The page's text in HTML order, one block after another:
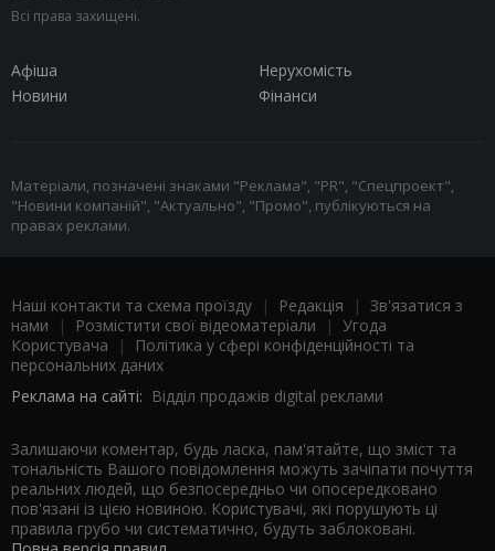
Всі права захищені.
Афіша
Нерухомість
Новини
Фінанси
Матеріали, позначені знаками "Реклама", "PR", "Спецпроект",
"Новини компаній", "Актуально", "Промо", публікуються на
правах реклами.
Наші контакти та схема проїзду | Редакція | Зв'язатися з
нами | Розмістити свої відеоматеріали | Угода
Користувача |
Політика у сфері конфіденційності та
персональних даних
Реклама на сайті: Відділ продажів digital реклами
Залишаючи коментар, будь ласка, пам'ятайте, що зміст та
тональність Вашого повідомлення можуть зачіпати почуття
реальних людей, що безпосередньо чи опосередковано
пов'язані із цією новиною. Користувачі, які порушують ці
правила грубо чи систематично, будуть заблоковані.